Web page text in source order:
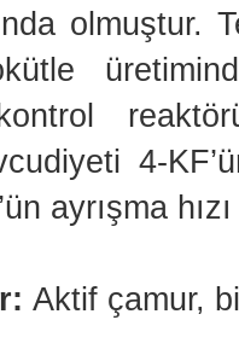
olmuştur.
4-
ayrışma
Aktif çamur,